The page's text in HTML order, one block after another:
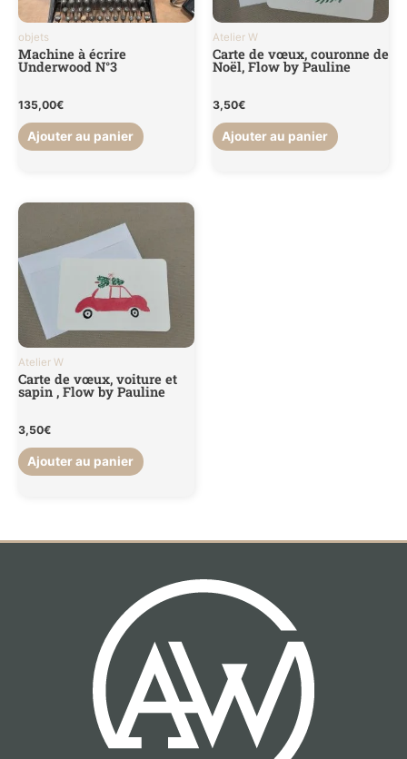
objets
Machine à écrire
Underwood N°3
135,00€
Ajouter au panier
Atelier W
Carte de vœux, couronne de
Noël, Flow by Pauline
3,50€
Ajouter au panier
Atelier W
Carte de vœux, voiture et
sapin , Flow by Pauline
3,50€
Ajouter au panier